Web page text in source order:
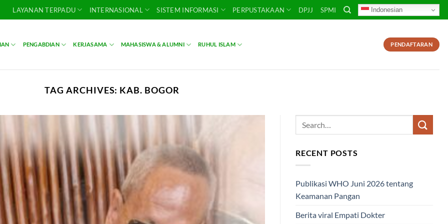
LAYANAN TERPADU INTERNASIONAL SISTEM INFORMASI PERPUSTAKAAN DPJJ SPMI Indonesian
PENGABDIAN KERJASAMA MAHASISWA & ALUMNI RUHUL ISLAM PENDAFTARAN
TAG ARCHIVES: KAB. BOGOR
RECENT POSTS
Publikasi WHO Juni 2026 tentang
Keamanan Pangan
Berita viral Empati Dokter